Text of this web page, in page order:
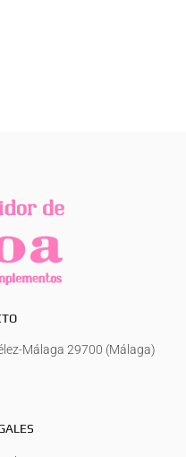
Málaga 29700 (Málaga)